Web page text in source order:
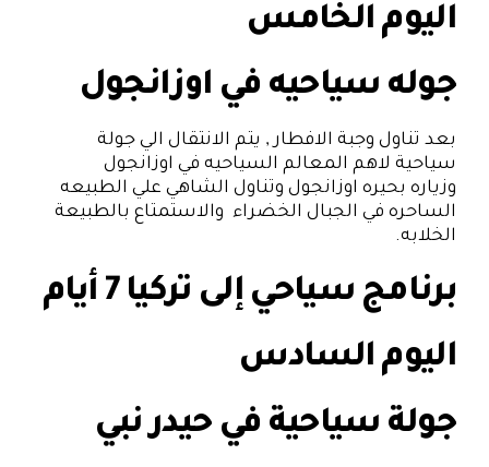
اليوم الخامس
جوله سياحيه في اوزانجول
بعد تناول وجبة الافطار , يتم الانتقال الي جولة
سياحية لاهم المعالم السياحيه في اوزانجول
وزياره بحيره اوزانجول وتناول الشاهي علي الطبيعه
الساحره في الجبال الخضراء والاستمتاع بالطبيعة
الخلابه.
برنامج سياحي إلى تركيا 7 أيام
اليوم السادس
جولة سياحية في حيدر نبي